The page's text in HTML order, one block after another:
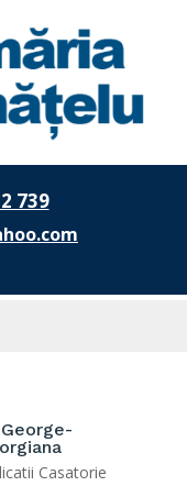
739
Casatorie